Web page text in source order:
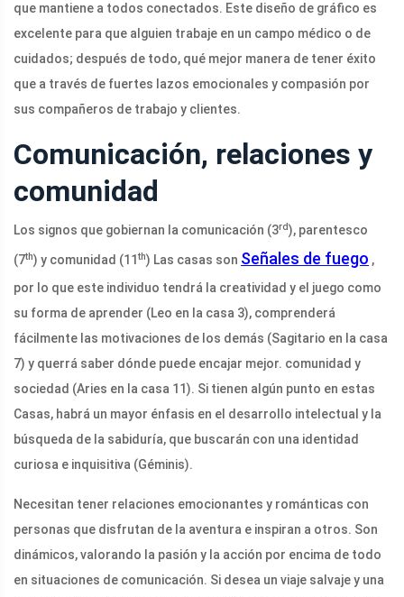
que mantiene a todos conectados. Este diseño de gráfico es
excelente para que alguien trabaje en un campo médico o de
cuidados; después de todo, qué mejor manera de tener éxito
que a través de fuertes lazos emocionales y compasión por
sus compañeros de trabajo y clientes.
Comunicación, relaciones y
comunidad
Los signos que gobiernan la comunicación (3rd), parentesco
(7th) y comunidad (11 th) Las casas son Señales de fuego ,
por lo que este individuo tendrá la creatividad y el juego como
su forma de aprender (Leo en la casa 3), comprenderá
fácilmente las motivaciones de los demás (Sagitario en la casa
7) y querrá saber dónde puede encajar mejor. comunidad y
sociedad (Aries en la casa 11). Si tienen algún punto en estas
Casas, habrá un mayor énfasis en el desarrollo intelectual y la
búsqueda de la sabiduría, que buscarán con una identidad
curiosa e inquisitiva (Géminis).
Necesitan tener relaciones emocionantes y románticas con
personas que disfrutan de la aventura e inspiran a otros. Son
dinámicos, valorando la pasión y la acción por encima de todo
en situaciones de comunicación. Si desea un viaje salvaje y una